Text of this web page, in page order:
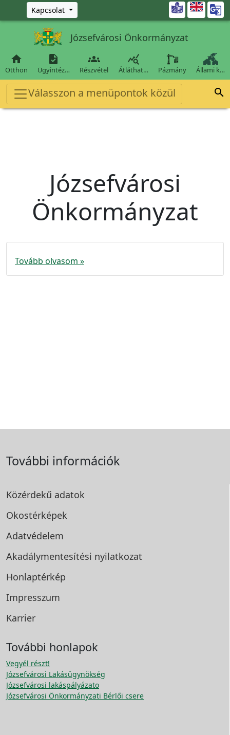
Ugrás a fő tartalomra
Kapcsolat 
Józsefvárosi Önkormányzat

Otthon

Ügyintéz…

Részvétel

Átláthat… Pázmány Állami k…
Válasszon a menüpontok közül 
Józsefvárosi
Önkormányzat
Tovább olvasom »
További információk
Közérdekű adatok
Okostérképek
Adatvédelem
Akadálymentesítési nyilatkozat
Honlaptérkép
Impresszum
Karrier
További honlapok
Vegyél részt!
Józsefvárosi Lakásügynökség
Józsefvárosi lakáspályázato
Józsefvárosi Önkormányzati Bérlői csere